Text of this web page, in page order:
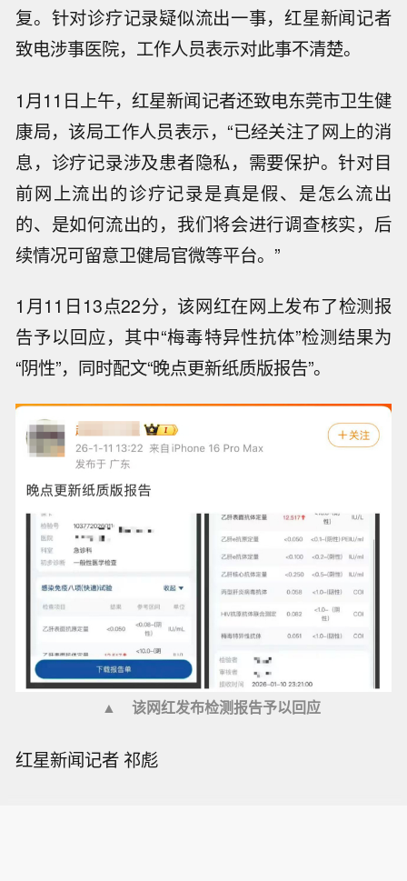
复。针对诊疗记录疑似流出一事，红星新闻记者
致电涉事医院，工作人员表示对此事不清楚。
1月11日上午，红星新闻记者还致电东莞市卫生健
康局，该局工作人员表示，“已经关注了网上的消
息，诊疗记录涉及患者隐私，需要保护。针对目
前网上流出的诊疗记录是真是假、是怎么流出
的、是如何流出的，我们将会进行调查核实，后
续情况可留意卫健局官微等平台。”
1月11日13点22分，该网红在网上发布了检测报
告予以回应，其中“梅毒特异性抗体”检测结果为
“阴性”，同时配文“晚点更新纸质版报告”。
▲ 该网红发布检测报告予以回应
红星新闻记者 祁彪